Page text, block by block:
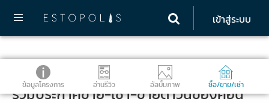
เข้าสู่ระบบ
ข้อมูลโครงการ อ่านรีวิว อัลบั้มภาพ ซื้อ/ขาย/เช่า
รวมประกาศขาย-เช่า-ขายดาวน์ของคอน